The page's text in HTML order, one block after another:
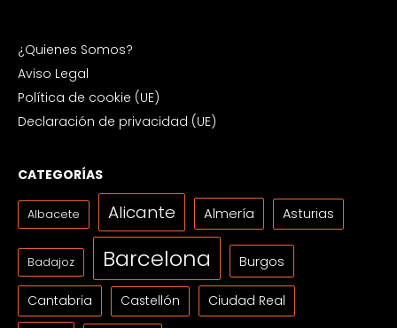
¿Quienes Somos?
Aviso Legal
Política de cookie (UE)
Declaración de privacidad (UE)
CATEGORÍAS
Albacete Alicante Almería Asturias
Badajoz Barcelona Burgos
Cantabria Castellón Ciudad Real